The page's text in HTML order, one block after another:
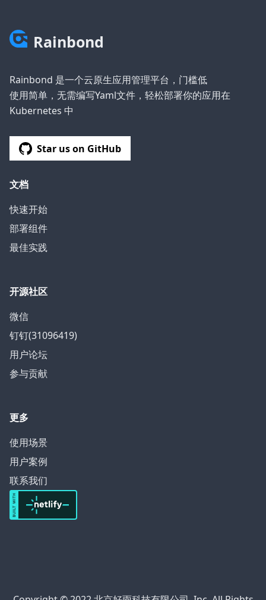
Rainbond
Rainbond 是一个云原生应用管理平台，门槛低
使用简单，无需编写Yaml文件，轻松部署你的应用在
Kubernetes 中
Star us on GitHub
文档
快速开始
部署组件
最佳实践
开源社区
微信
钉钉(31096419)
用户论坛
参与贡献
更多
使用场景
用户案例
联系我们